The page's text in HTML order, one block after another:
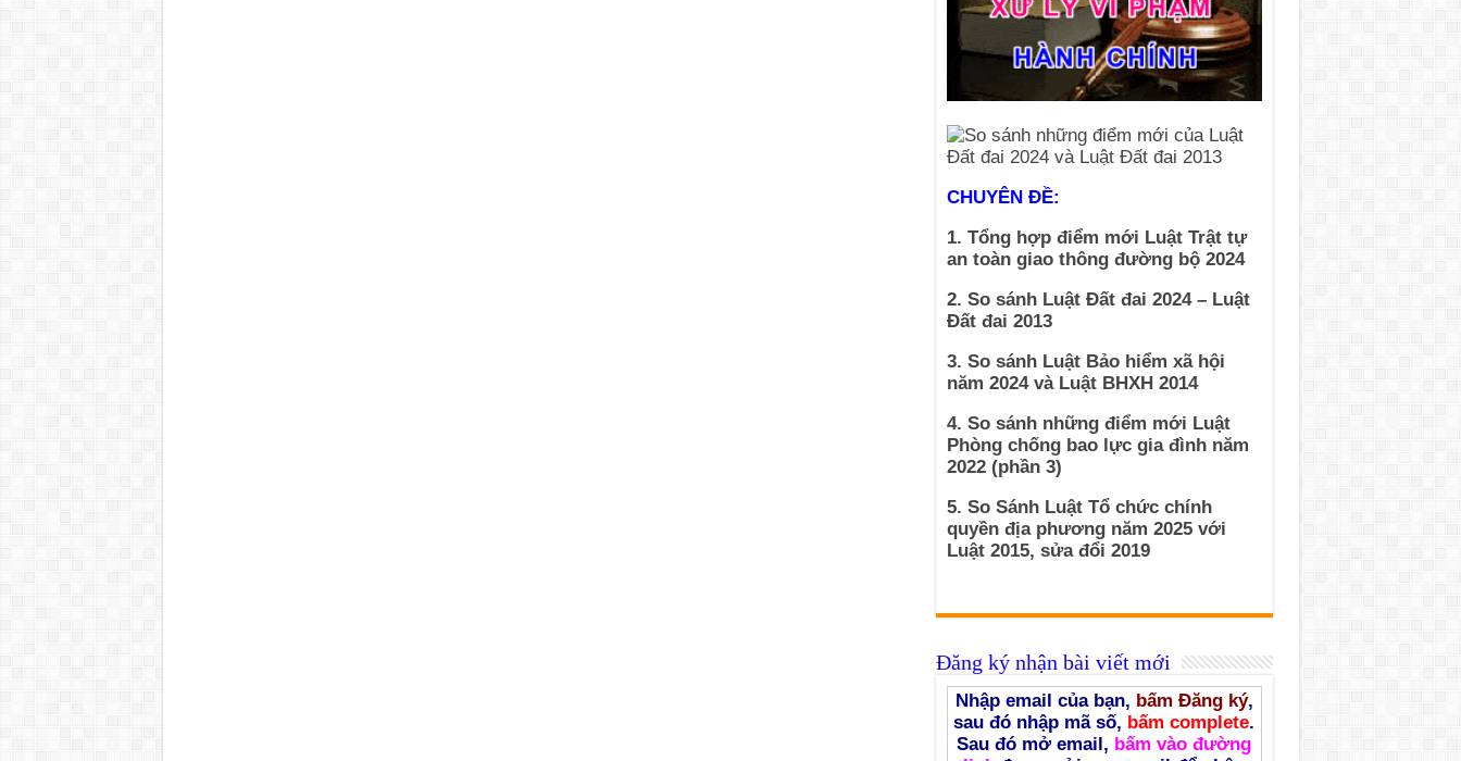
CHUYÊN ĐỀ:
1. Tổng hợp điểm mới Luật Trật tự
an toàn giao thông đường bộ 2024
2. So sánh Luật Đất đai 2024 – Luật
Đất đai 2013
3. So sánh Luật Bảo hiểm xã hội
năm 2024 và Luật BHXH 2014
4. So sánh những điểm mới Luật
Phòng chống bao lực gia đình năm
2022 (phần 3)
5. So Sánh Luật Tổ chức chính
quyền địa phương năm 2025 với
Luật 2015, sửa đổi 2019
Đăng ký nhận bài viết mới
Nhập email của bạn, bấm Đăng ký,
sau đó nhập mã số, bấm complete.
Sau đó mở email, bấm vào đường